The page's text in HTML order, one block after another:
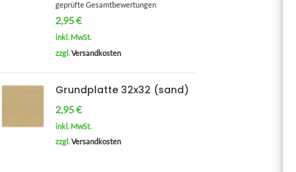
geprüfte Gesamtbewertungen
2,95€
inkl. MwSt.
zzgl.Versandkosten
Grundplatte 32x32 (sand)
2,95€
inkl. MwSt.
zzgl.Versandkosten